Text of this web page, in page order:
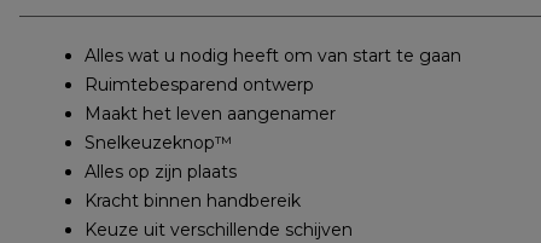
Alles wat u nodig heeft om van start te gaan
Ruimtebesparend ontwerp
Maakt het leven aangenamer
Snelkeuzeknop™
Alles op zijn plaats
Kracht binnen handbereik
Keuze uit verschillende schijven